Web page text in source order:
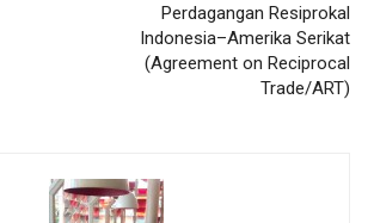
Perdagangan Resiprokal
Indonesia–Amerika Serikat
(Agreement on Reciprocal
Trade/ART)